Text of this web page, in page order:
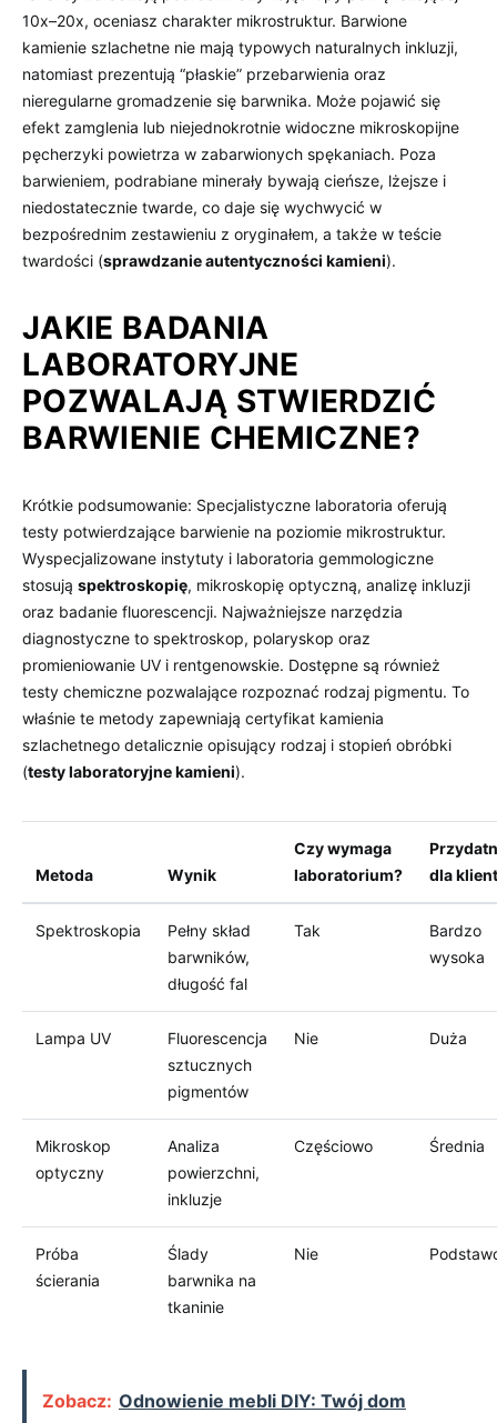
10x–20x, oceniasz charakter mikrostruktur. Barwione
kamienie szlachetne nie mają typowych naturalnych inkluzji,
natomiast prezentują “płaskie” przebarwienia oraz
nieregularne gromadzenie się barwnika. Może pojawić się
efekt zamglenia lub niejednokrotnie widoczne mikroskopijne
pęcherzyki powietrza w zabarwionych spękaniach. Poza
barwieniem, podrabiane minerały bywają cieńsze, lżejsze i
niedostatecznie twarde, co daje się wychwycić w
bezpośrednim zestawieniu z oryginałem, a także w teście
twardości (sprawdzanie autentyczności kamieni).
JAKIE BADANIA
LABORATORYJNE
POZWALAJĄ STWIERDZIĆ
BARWIENIE CHEMICZNE?
Krótkie podsumowanie: Specjalistyczne laboratoria oferują
testy potwierdzające barwienie na poziomie mikrostruktur.
Wyspecjalizowane instytuty i laboratoria gemmologiczne
stosują spektroskopię, mikroskopię optyczną, analizę inkluzji
oraz badanie fluorescencji. Najważniejsze narzędzia
diagnostyczne to spektroskop, polaryskop oraz
promieniowanie UV i rentgenowskie. Dostępne są również
testy chemiczne pozwalające rozpoznać rodzaj pigmentu. To
właśnie te metody zapewniają certyfikat kamienia
szlachetnego detalicznie opisujący rodzaj i stopień obróbki
(testy laboratoryjne kamieni).
Metoda Wynik
Czy wymaga
laboratorium?
dla
Spektroskopia
Pełny skład
barwników,
długość fal
Tak
Bardzo
wysoka
Lampa UV
Fluorescencja
sztucznych
pigmentów
Nie Duża
Mikroskop
optyczny
Analiza
powierzchni,
inkluzje
Częściowo Średnia
Próba
ścierania
Ślady
barwnika na
tkaninie
Nie
Zobacz: Odnowienie mebli DIY: Twój dom